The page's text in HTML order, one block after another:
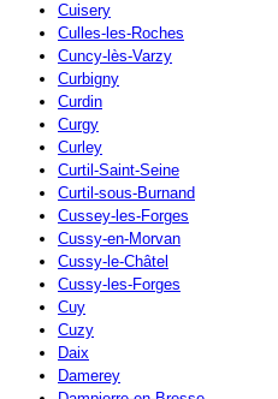
Cuisery
Culles-les-Roches
Cuncy-lès-Varzy
Curbigny
Curdin
Curgy
Curley
Curtil-Saint-Seine
Curtil-sous-Burnand
Cussey-les-Forges
Cussy-en-Morvan
Cussy-le-Châtel
Cussy-les-Forges
Cuy
Cuzy
Daix
Damerey